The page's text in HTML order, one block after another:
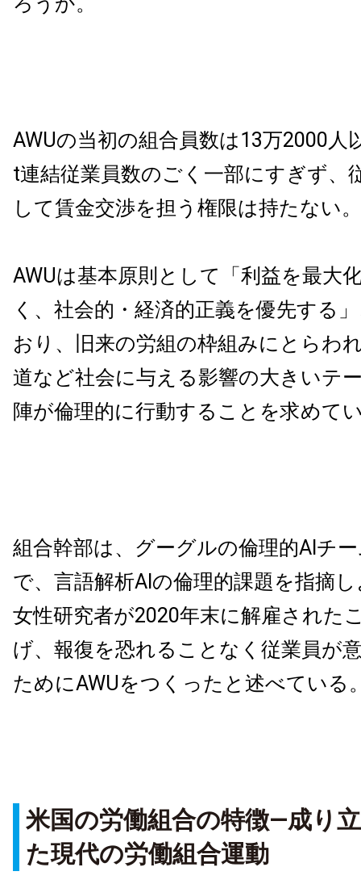
AWUの当初の組合員数は13万2000人
t連結従業員数のごく一部にすぎず、
して賃金交渉を担う権限は持たない。
AWUは基本原則として「利益を最大
く、社会的・経済的正義を優先する
おり、旧来の労組の枠組みにとらわ
道など社会に与える影響の大きいテ
陣が倫理的に行動することを求めて
組合幹部は、グーグルの倫理的AIチ
で、言語解析AIの倫理的課題を指摘
女性研究者が2020年末に解雇された
げ、報復を恐れることなく従業員が
ためにAWUをつくったと述べている
米国の労働組合の特徴―成り
た現代の労働組合運動